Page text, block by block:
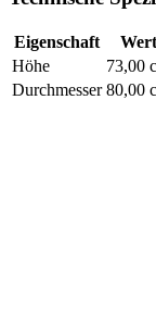
Eigenschaft
Wert
Höhe
73,00
Durchmesser 80,00